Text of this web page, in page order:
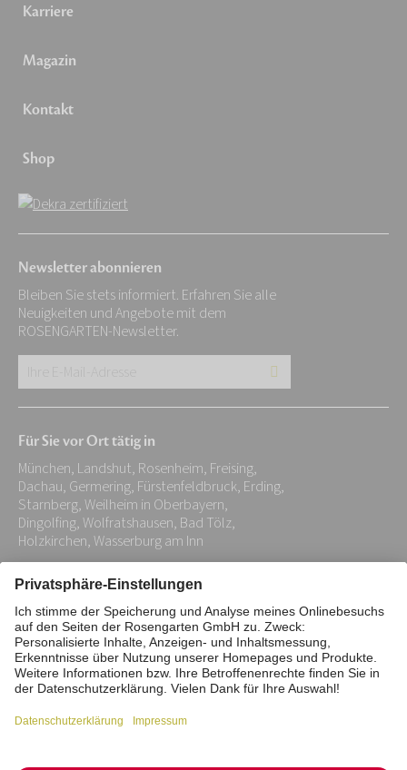
Karriere
Magazin
Kontakt
Shop
Newsletter abonnieren
Bleiben Sie stets informiert. Erfahren Sie alle
Neuigkeiten und Angebote mit dem
ROSENGARTEN-Newsletter.
E-
Adresse:
*
Für Sie vor Ort tätig in
München, Landshut, Rosenheim, Freising,
Dachau, Germering, Fürstenfeldbruck, Erding,
Starnberg, Weilheim in Oberbayern,
Dingolfing, Wolfratshausen, Bad Tölz,
Holzkirchen, Wasserburg am Inn
Impressum Datenschutz
Stiftung
Interne Meldestelle
Zahlungsmittel
Barrierefreiheitserklärung
Vertrag widerrufen